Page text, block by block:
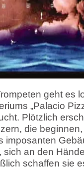
geht es
„Palacio
Plötzlich
die
imposanten
sich an den
schaffen sie